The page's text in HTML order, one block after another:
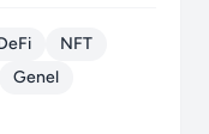
NFT
Genel